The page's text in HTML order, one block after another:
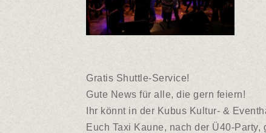
Gratis Shuttle-Service!
Gute News für alle, die gern feiern!
Ihr könnt in der Kubus Kultur- &
Euch Taxi Kaune, nach der Ü40-